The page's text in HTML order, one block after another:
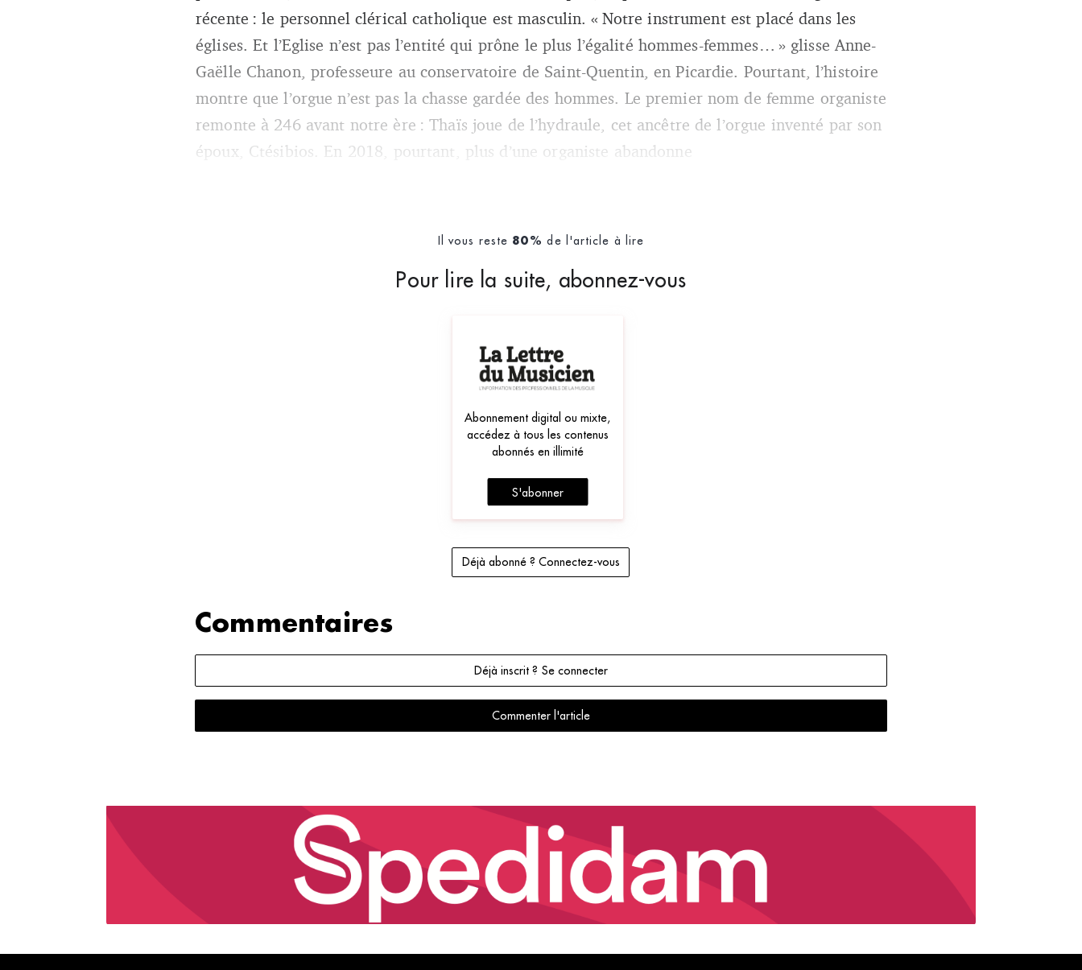
récente : le personnel clérical catholique est masculin. « Notre instrument est placé dans les
églises. Et l’Eglise n’est pas l’entité qui prône le plus l’égalité hommes-femmes… » glisse Anne-
Gaëlle Chanon, professeure au conservatoire de Saint-Quentin, en Picardie. Pourtant, l’histoire
montre que l’orgue n’est pas la chasse gardée des hommes. Le premier nom de femme organiste
remonte à 246 avant notre ère : Thaïs joue de l’hydraule, cet ancêtre de l’orgue inventé par son
époux, Ctésibios. En 2018, pourtant, plus d’une organiste abandonne
Il vous reste 80% de l'article à lire
Pour lire la suite, abonnez-vous
Abonnement digital ou mixte,
accédez à tous les contenus
abonnés en illimité
S'abonner
Déjà abonné ? Connectez-vous
Commentaires
Déjà inscrit ? Se connecter
Commenter l'article